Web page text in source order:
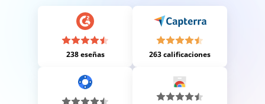
238 eseñas 263 calificaciones